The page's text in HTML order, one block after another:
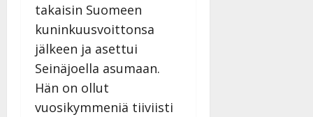
takaisin Suomeen
kuninkuusvoittonsa
jälkeen ja asettui
Seinäjoella asumaan.
Hän on ollut
vuosikymmeniä tiiviisti